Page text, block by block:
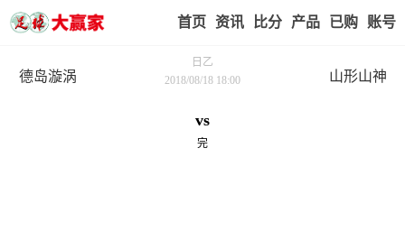
首页 赢家视点赛事比分实战版入口
我的
日乙
2018/08/18 18:00
vs
完
德岛漩涡 山形山神